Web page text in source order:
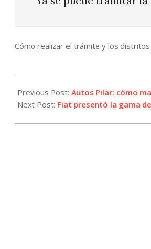
Cómo realizar el trámite y los
05-
19
Previous Post: Autos Pilar: cómo
Next Post: Fiat presentó la gama